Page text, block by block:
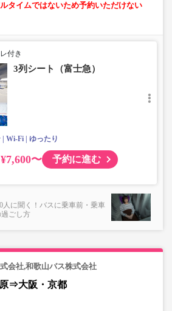
タイムではないため予約いただけない
付き
3列シート（富士急）
Wi-Fi ゆったり
¥7,600〜 予約に進む
人に聞く！バスに乗車前・乗車
ごし方
会社,和歌山バス株式会社
⇒大阪・京都